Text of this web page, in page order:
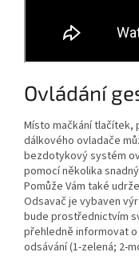
Ovládání
Místo mačkání tlačítek,
dálkového ovladače
bezdotykový systém
pomocí několika
Pomůže Vám také
Odsavač je vybaven
bude prostřednictvím
přehledně informovat
odsávání (1-zelená; 2-